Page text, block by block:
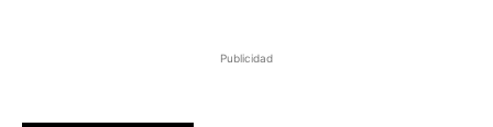
Publicidad